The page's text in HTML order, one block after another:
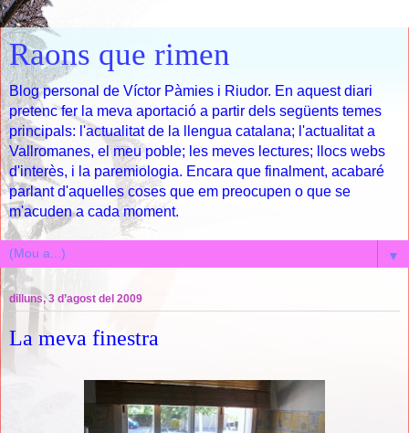
Raons que rimen
Blog personal de Víctor Pàmies i Riudor. En aquest diari
pretenc fer la meva aportació a partir dels següents temes
principals: l'actualitat de la llengua catalana; l'actualitat a
Vallromanes, el meu poble; les meves lectures; llocs webs
d'interès, i la paremiologia. Encara que finalment, acabaré
parlant d'aquelles coses que em preocupen o que se
m'acuden a cada moment.
▼
dilluns, 3 d’agost del 2009
La meva finestra